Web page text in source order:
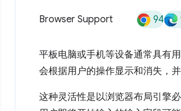
Browser Support 94
平板电脑或手机等设备通常具有
会根据用户的操作显示和消失，
这种灵活性是以浏览器布局引擎